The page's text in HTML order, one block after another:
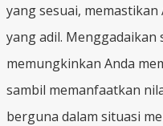
yang sesuai,
yang adil.
memungkinkan Anda
sambil memanfaatkan
berguna dalam situasi